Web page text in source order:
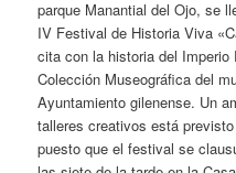
parque Manantial del Ojo, se
IV Festival de Historia Viva
cita con la historia del Imperio
Colección Museográfica del
Ayuntamiento gilenense. Un
talleres creativos está
puesto que el festival se